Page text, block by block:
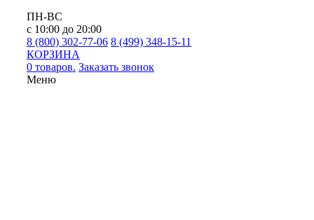
ПН-ВС
с 10:00 до 20:00
8 (800) 302-77-06 8 (499) 348-15-11
КОРЗИНА
0 товаров. Заказать звонок
Меню